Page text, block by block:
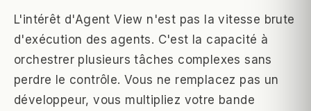
L'intérêt d'Agent View n'est pas la vitesse brute
d'exécution des agents. C'est la capacité à
orchestrer plusieurs tâches complexes sans
perdre le contrôle. Vous ne remplacez pas un
développeur, vous multipliez votre bande